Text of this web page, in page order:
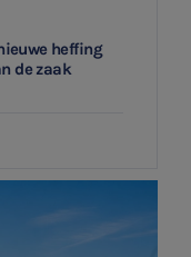
heffing
de zaak